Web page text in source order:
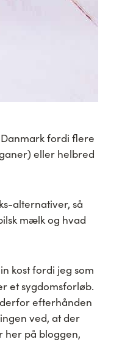
fordi flere
eller helbred
alternativer, så
mælk og hvad
kost fordi jeg som
et sygdomsforløb.
efterhånden
ved, at der
her på bloggen,